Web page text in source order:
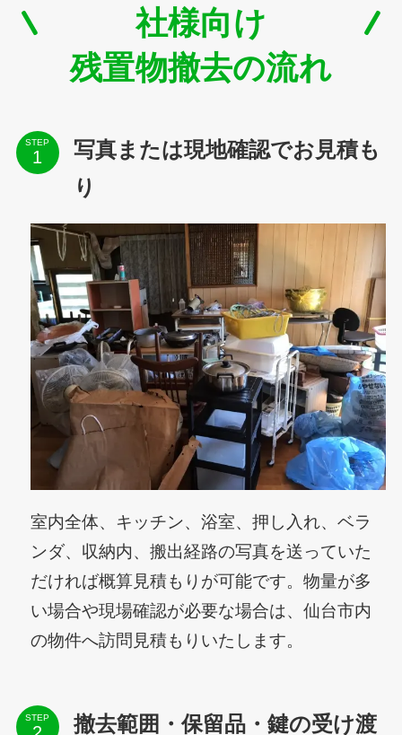
社様向け
残置物撤去の流れ
STEP
写真または現地確認でお見積も
り
室内全体、キッチン、浴室、押し入れ、ベラ
ンダ、収納内、搬出経路の写真を送っていた
だければ概算見積もりが可能です。物量が多
い場合や現場確認が必要な場合は、仙台市内
の物件へ訪問見積もりいたします。
STEP 撤去範囲・保留品・鍵の受け渡